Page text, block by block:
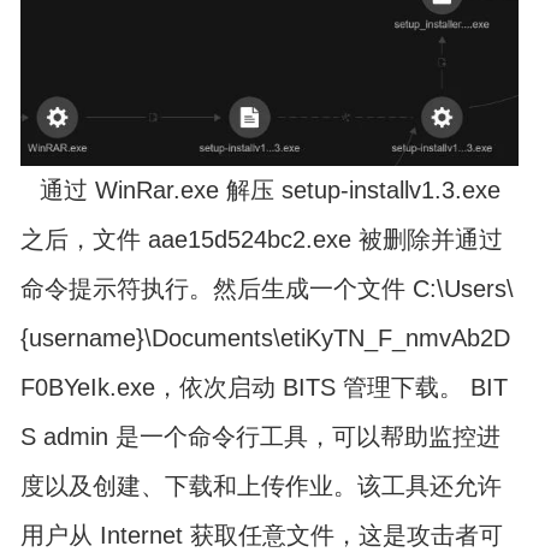
通过 WinRar.exe 解压 setup-installv1.3.exe
之后，文件 aae15d524bc2.exe 被删除并通过
命令提示符执行。然后生成一个文件 C:\Users\
{username}\Documents\etiKyTN_F_nmvAb2D
F0BYeIk.exe，依次启动 BITS 管理下载。 BIT
S admin 是一个命令行工具，可以帮助监控进
度以及创建、下载和上传作业。该工具还允许
用户从 Internet 获取任意文件，这是攻击者可